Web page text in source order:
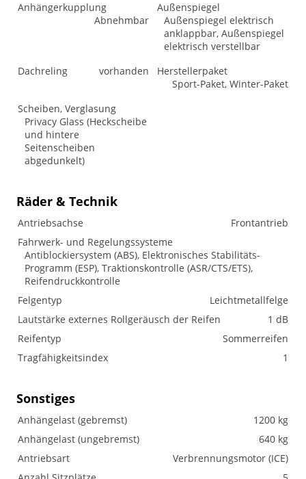
Anhängerkupplung
Abnehmbar
Außenspiegel
Außenspiegel elektrisch
anklappbar, Außenspiegel
elektrisch verstellbar
Dachreling
vorhanden
Herstellerpaket
Sport-Paket, Winter-Paket
Scheiben, Verglasung
Privacy Glass (Heckscheibe
und hintere
Seitenscheiben
abgedunkelt)
Räder & Technik
Antriebsachse
Frontantrieb
Fahrwerk- und Regelungssysteme
Antiblockiersystem (ABS), Elektronisches Stabilitäts-
Programm (ESP), Traktionskontrolle (ASR/CTS/ETS),
Reifendruckkontrolle
Felgentyp
Leichtmetallfelge
Lautstärke externes Rollgeräusch der Reifen
1 dB
Reifentyp
Sommerreifen
Tragfähigkeitsindex
1
Sonstiges
Anhängelast (gebremst)
1200 kg
Anhängelast (ungebremst)
640 kg
Antriebsart
Verbrennungsmotor (ICE)